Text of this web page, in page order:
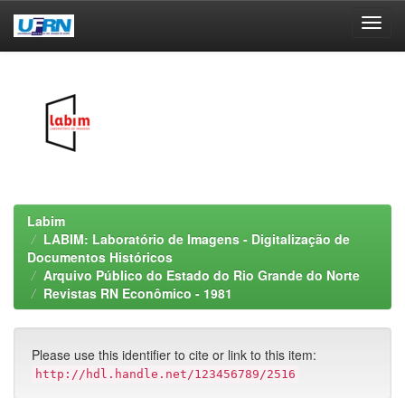
Labim
LABIM: Laboratório de Imagens - Digitalização de
Documentos Históricos
Arquivo Público do Estado do Rio Grande do Norte
Revistas RN Econômico - 1981
Please use this identifier to cite or link to this item:
http://hdl.handle.net/123456789/2516